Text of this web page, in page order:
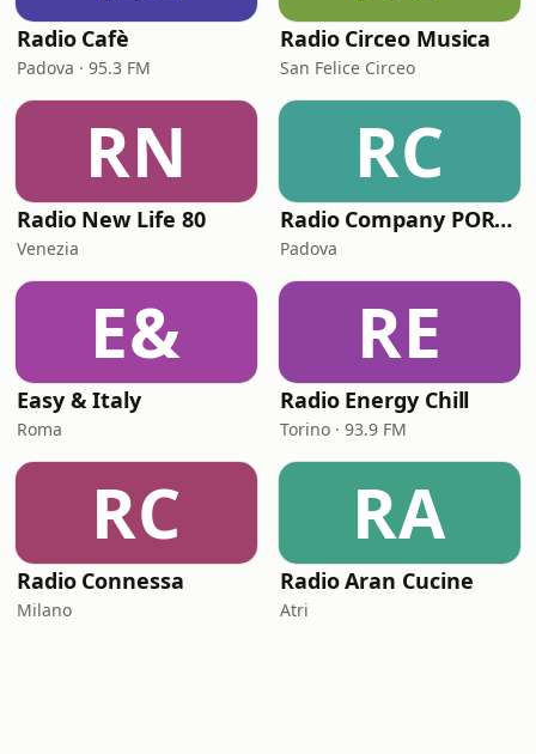
Radio Cafè
Padova · 95.3 FM
Radio Circeo Musica
San Felice Circeo
RN
Radio New Life 80
Venezia
RC
Radio Company PORTOFINO BAY
Padova
E&
Easy & Italy
Roma
RE
Radio Energy Chill
Torino · 93.9 FM
RC
Radio Connessa
Milano
RA
Radio Aran Cucine
Atri